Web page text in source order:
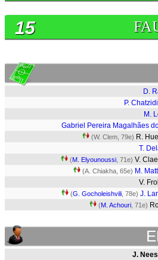
15
D.
P.
M.
Gabriel Pereira Magalhães
(W. Clem, 79e) R.
T.
(M. Elyounoussi , 71e) V.
(A. Chiakha, 65e) M.
V.
(G. Gocholeishvili , 78e) J.
(M. Achouri , 71e)
J.